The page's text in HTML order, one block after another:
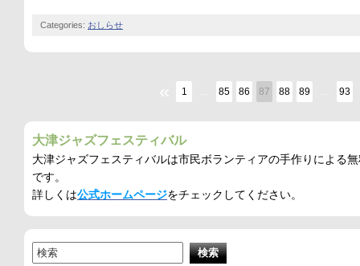
Categories: おしらせ
« 1 85 86 87 88 89 93
大津ジャズフェスティバル
大津ジャズフェスティバルは市民ボランティアの手作りによる
です。
詳しくは公式ホームページをチェックしてください。